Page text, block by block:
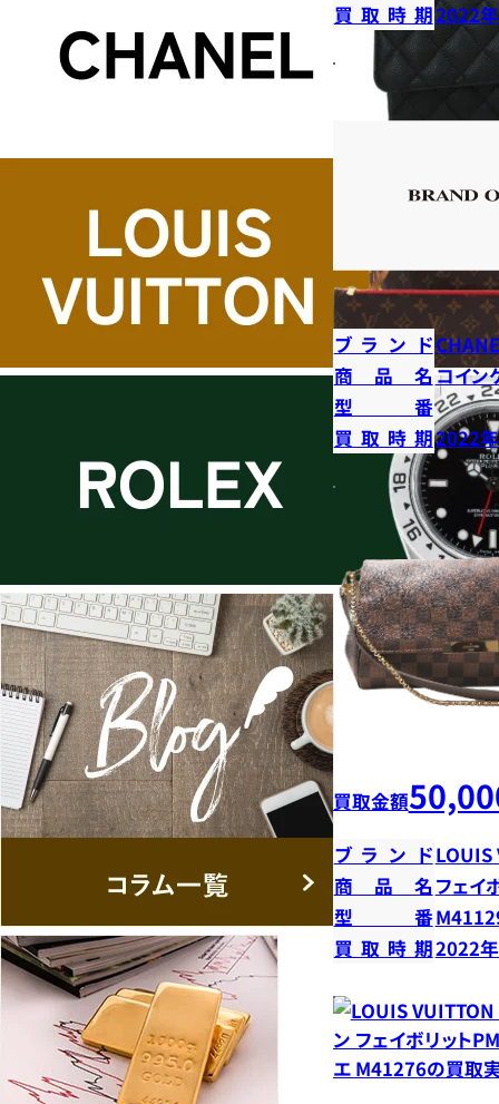
買取時期2022
ブランド
商品名コイン
型番
買取時期2022
買取金額
ブランドLOUIS
商品名 フェイ
型番
買取時期2022